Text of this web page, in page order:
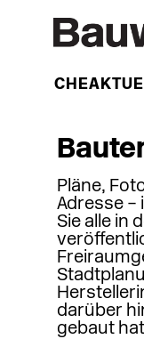
WOCHE
Pläne,
Adresse –
Sie alle in
darüber
gebaut